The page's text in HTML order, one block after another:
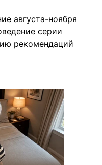
августа-ноября
серии
рекомендаций